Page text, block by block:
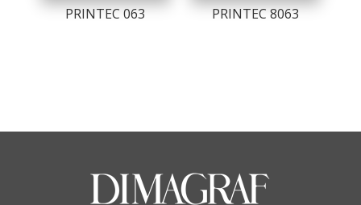
PRINTEC 063 PRINTEC 8063